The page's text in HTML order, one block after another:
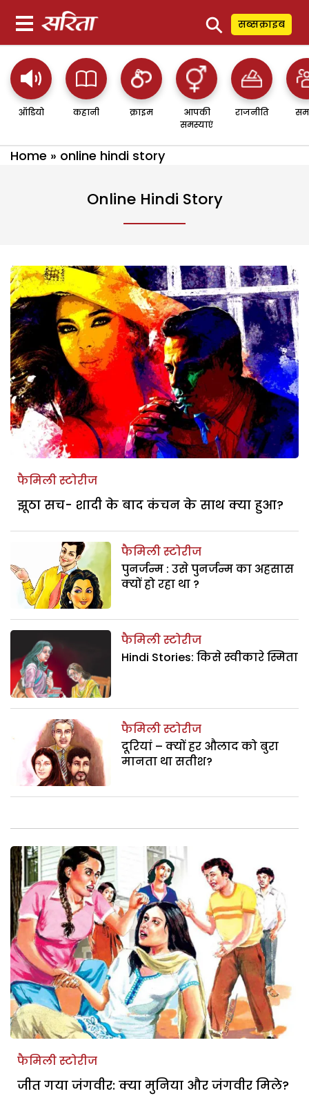
⚲ सब्सक्राइब
ऑडियो कहानी क्राइम
आपकी
समस्याएं
राजनीति
Home » online hindi story
Online Hindi Story
फैमिली स्टोरीज
झूठा सच- शादी के बाद कंचन के साथ क्या हुआ?
फैमिली स्टोरीज
पुनर्जन्म : उसे पुनर्जन्म का अहसास
क्यों हो रहा था ?
फैमिली स्टोरीज
Hindi Stories: किसे स्वीकारे स्मिता
फैमिली स्टोरीज
दूरियां – क्यों हर औलाद को बुरा
मानता था सतीश?
फैमिली स्टोरीज
जीत गया जंगवीर: क्या मुनिया और जंगवीर मिले?